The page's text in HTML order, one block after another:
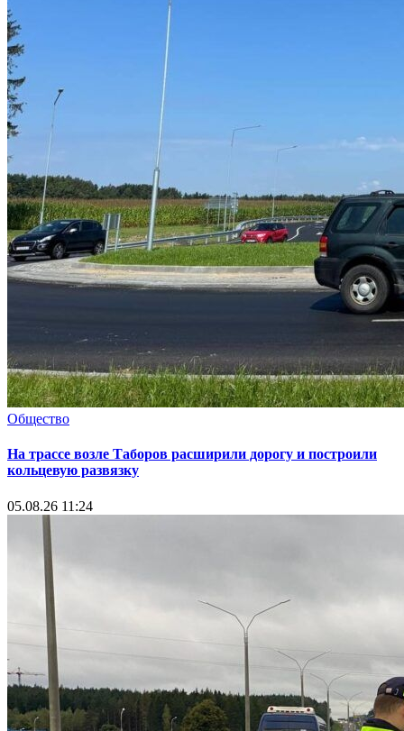
Общество
На трассе возле Таборов расширили дорогу и построили
кольцевую развязку
05.08.26 11:24